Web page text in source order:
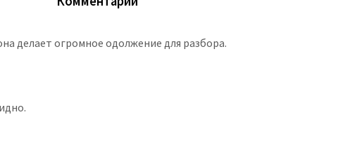
делает огромное одолжение для разбора.